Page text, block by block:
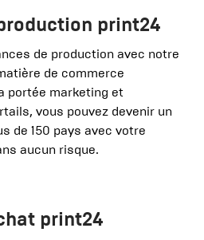
print24
de production avec notre
de commerce
portée marketing et
vous pouvez devenir un
de 150 pays avec votre
aucun risque.
print24